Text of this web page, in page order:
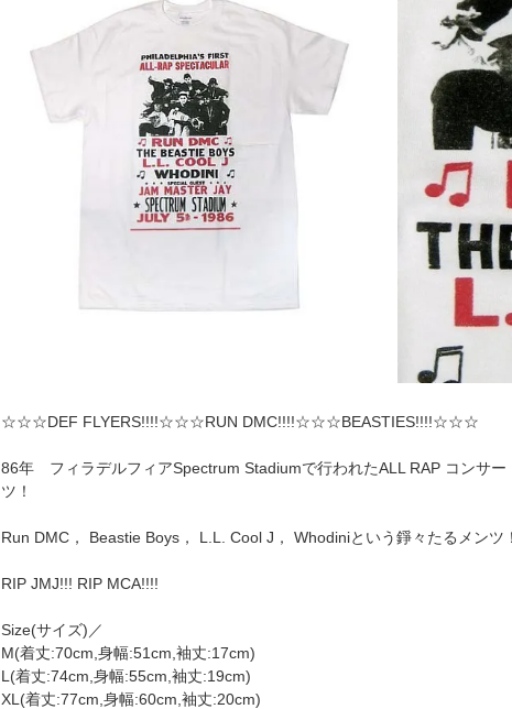
☆☆☆DEF FLYERS!!!!☆☆☆RUN DMC!!!!☆☆☆BEASTIES!!!!☆☆☆
86年 フィラデルフィアSpectrum Stadiumで行われたALL RAP コンサー
ツ！
Run DMC， Beastie Boys， L.L. Cool J， Whodiniという錚々たるメンツ！
RIP JMJ!!! RIP MCA!!!!
Size(サイズ)／
M(着丈:70cm,身幅:51cm,袖丈:17cm)
L(着丈:74cm,身幅:55cm,袖丈:19cm)
XL(着丈:77cm,身幅:60cm,袖丈:20cm)